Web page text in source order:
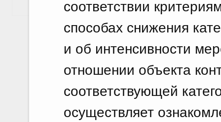
соответствии
способах снижения
и об интенсивности
отношении объекта
соответствующей
осуществляет
Показать еще